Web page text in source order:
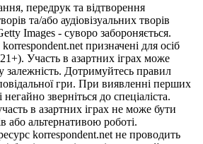
передрук та відтворення
та/або аудіовізуальних творів
Images - суворо забороняється.
призначені для осіб
Участь в азартних іграх може
залежність. Дотримуйтесь правил
гри. При виявленні перших
зверніться до спеціаліста.
в азартних іграх не може бути
або альтернативою роботі.
korrespondent.net не проводить